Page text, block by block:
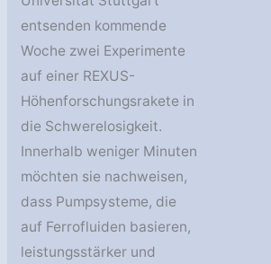
entsenden kommende
Woche zwei Experimente
auf einer REXUS-
Höhenforschungsrakete in
die Schwerelosigkeit.
Innerhalb weniger Minuten
möchten sie nachweisen,
dass Pumpsysteme, die
auf Ferrofluiden basieren,
leistungsstärker und